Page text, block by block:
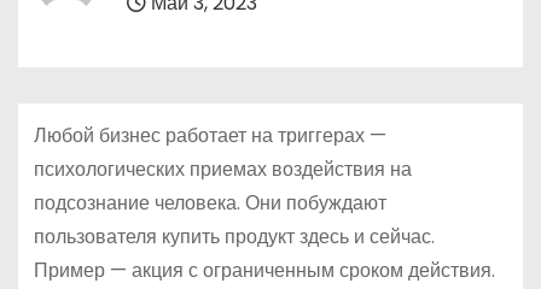
Любой бизнес работает на триггерах —
психологических приемах воздействия на
подсознание человека. Они побуждают
пользователя купить продукт здесь и сейчас.
Пример — акция с ограниченным сроком действия.